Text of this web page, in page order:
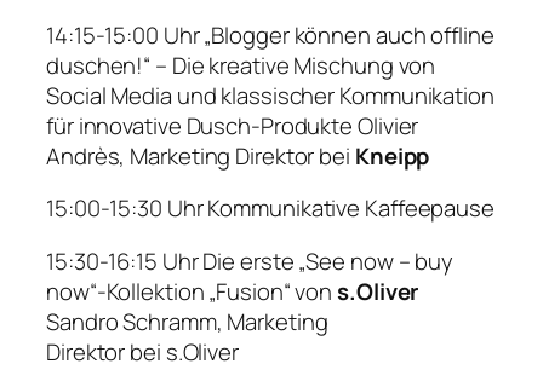
14:15-15:00 Uhr„Blogger können auch offline
duschen!“ – Die kreative Mischung von
Social Media und klassischerKommunikation
für innovative Dusch-ProdukteOlivier
Andrès, Marketing Direktor bei Kneipp
15:00-15:30 UhrKommunikative Kaffeepause
15:30-16:15 UhrDie erste „See now – buy
now“-Kollektion „Fusion“ vons.Oliver
Sandro Schramm, Marketing
Direktorbei s.Oliver